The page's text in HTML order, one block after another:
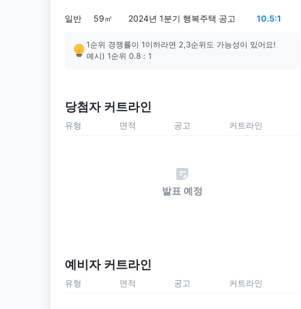
일반 59㎡ 2024년 1분기 행복주택 공고 10.5:1
1순위 경쟁률이 1이하라면 2,3순위도 가능성이 있어요!
예시) 1순위 0.8 : 1
당첨자 커트라인
유형 면적 공고 커트라인
발표 예정
예비자 커트라인
유형 면적 공고 커트라인